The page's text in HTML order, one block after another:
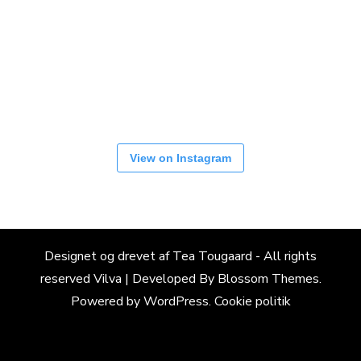
View on Instagram
Designet og drevet af Tea Tougaard - All rights
reserved Vilva | Developed By Blossom Themes.
Powered byWordPress. Cookie politik